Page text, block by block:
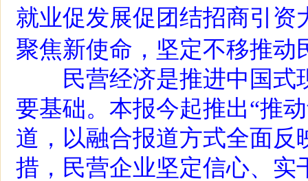
就业促发展促团结招商引
聚焦新使命，坚定不移推动
民营经济是推进中国式
要基础。本报今起推出“推
道，以融合报道方式全面
措，民营企业坚定信心、实